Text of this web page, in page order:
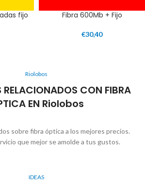
fijo
Fibra 600Mb + Fijo
€30,40
Riolobos
RELACIONADOS CON FIBRA
EN Riolobos
sobre fibra óptica a los mejores precios.
que mejor se amolde a tus gustos.
IDEAS